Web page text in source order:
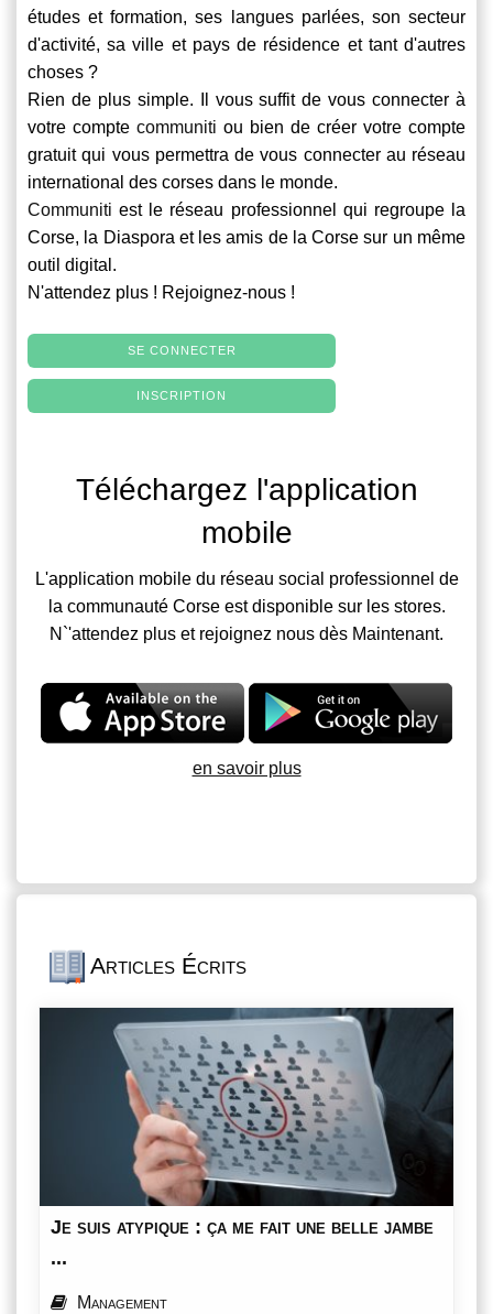
études et formation, ses langues parlées, son secteur
d'activité, sa ville et pays de résidence et tant d'autres
choses ?
Rien de plus simple. Il vous suffit de vous connecter à
votre compte communiti ou bien de créer votre compte
gratuit qui vous permettra de vous connecter au réseau
international des corses dans le monde.
Communiti est le réseau professionnel qui regroupe la
Corse, la Diaspora et les amis de la Corse sur un même
outil digital.
N'attendez plus ! Rejoignez-nous !
SE CONNECTER
INSCRIPTION
Téléchargez l'application
mobile
L'application mobile du réseau social professionnel de
la communauté Corse est disponible sur les stores.
N`'attendez plus et rejoignez nous dès Maintenant.
en savoir plus
Articles Écrits
Je suis atypique : ça me fait une belle jambe
...
Management